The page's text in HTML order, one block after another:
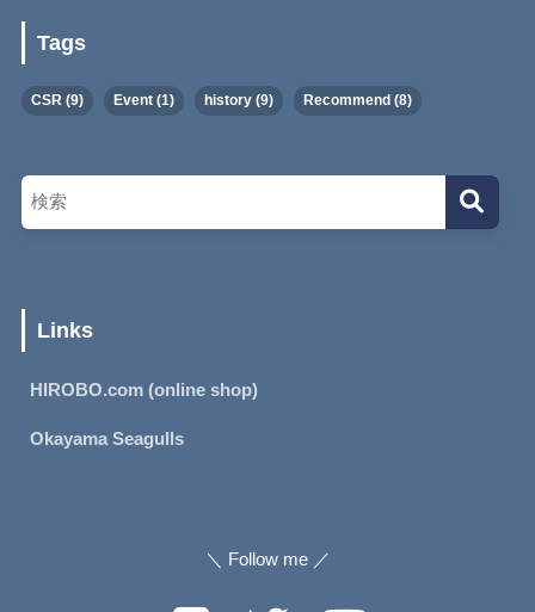
Tags
CSR(9) Event(1) history(9) Recommend (8)
Links
HIROBO.com (online shop)
Okayama Seagulls
＼ Follow me ／